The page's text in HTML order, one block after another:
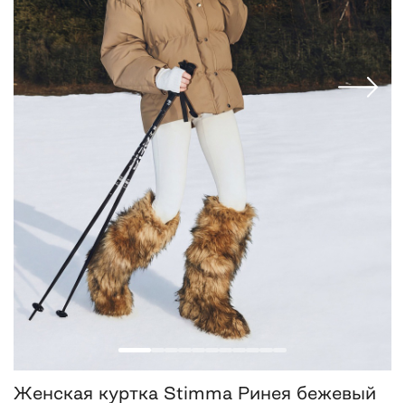
Женская куртка Stimma Ринея бежевый